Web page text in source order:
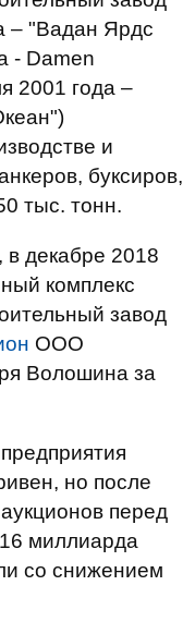
– "Вадан Ярдс
- Damen
2001 года –
и
буксиров,
тыс. тонн.
декабре 2018
комплекс
завод
ООО
Волошина за
но после
перед
миллиарда
со снижением